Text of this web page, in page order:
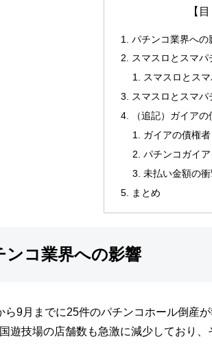
【
パチンコ業界への
スマスロとスマ
スマスロとス
スマスロとスマ
（追記）ガイア
ガイアの債権
パチンコガイ
未払い金額の
まとめ
ンコ業界への影響
ら9月までに25件のパチンコホール倒産
遊技場の店舗数も急激に減少しており